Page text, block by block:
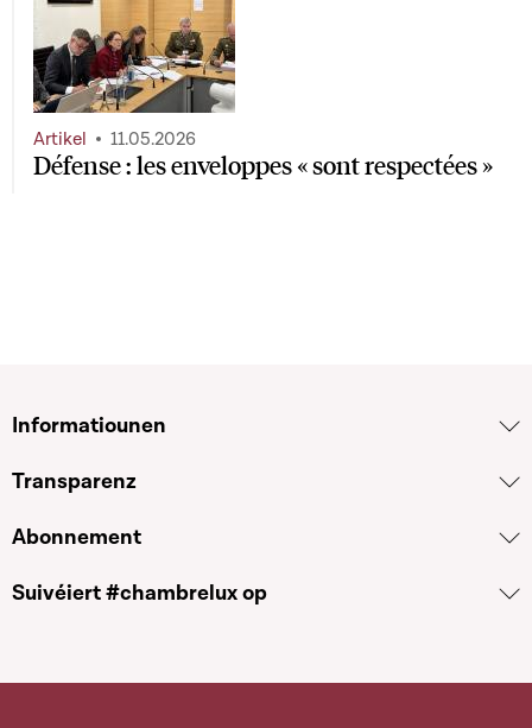
Défense : les enveloppes « sont respectées »
Artikel 11.05.2026
Informatiounen
Transparenz
Abonnement
Suivéiert #chambrelux op